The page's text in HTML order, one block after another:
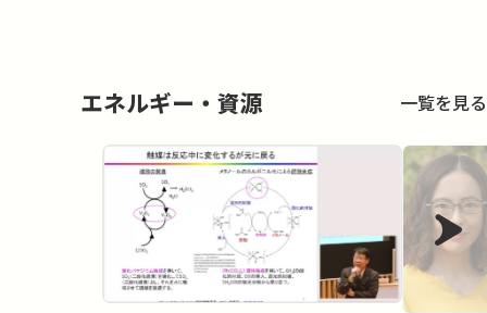
エネルギー・資源 一覧を見る